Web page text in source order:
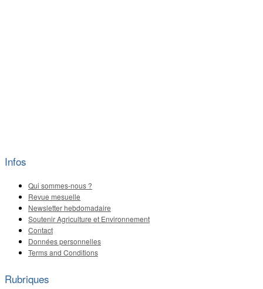
Infos
Qui sommes-nous ?
Revue mesuelle
Newsletter hebdomadaire
Soutenir Agriculture et Environnement
Contact
Données personnelles
Terms and Conditions
Rubriques